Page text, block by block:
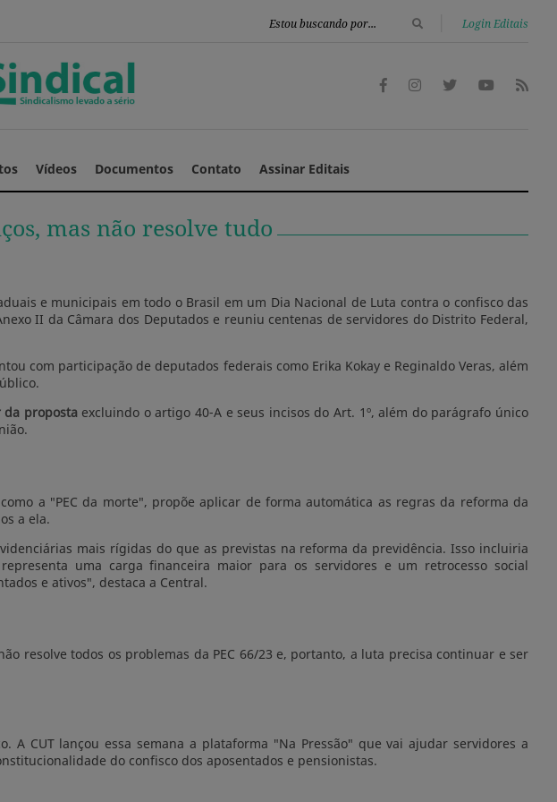
Login Editais
Vídeos Documentos Contato Assinar Editais
mas não resolve tudo
e municipais em todo o Brasil em um Dia Nacional de Luta contra o confisco das
II da Câmara dos Deputados e reuniu centenas de servidores do Distrito Federal,
com participação de deputados federais como Erika Kokay e Reginaldo Veras, além
da propostaexcluindo o artigo 40-A e seus incisos do Art. 1º, além do parágrafo único
a "PEC da morte", propõe aplicar de forma automática as regras da reforma da
a ela.
mais rígidas do que as previstas na reforma da previdência. Isso incluiria
uma carga financeira maior para os servidores e um retrocesso social
e ativos", destaca a Central.
resolve todos os problemas da PEC 66/23 e, portanto, a luta precisa continuar e ser
CUT lançou essa semana a plataforma "Na Pressão" que vai ajudar servidores a
do confisco dos aposentados e pensionistas.